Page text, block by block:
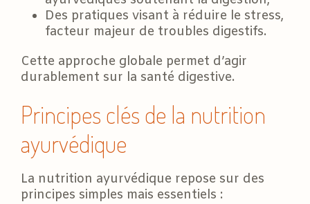
Des pratiques visant à réduire le stress,
facteur majeur de troubles digestifs.
Cette approche globale permet d’agir
durablement sur la santé digestive.
Principes clés de la nutrition
ayurvédique
La nutrition ayurvédique repose sur des
principes simples mais essentiels :